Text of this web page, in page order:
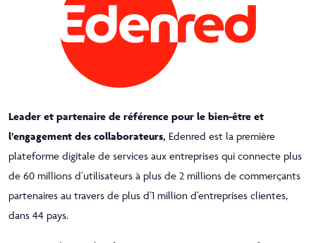
Leader et partenaire de référence pour le bien-être et
l’engagement des collaborateurs, Edenred est la première
plateforme digitale de services aux entreprises qui connecte plus
de 60 millions d’utilisateurs à plus de 2 millions de commerçants
partenaires au travers de plus d’1 million d’entreprises clientes,
dans 44 pays.